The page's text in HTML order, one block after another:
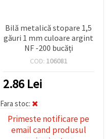
Bilă metalică stopare 1,5
găuri 1 mm culoare argint
NF -200 bucăți
COD: 106081
2.86 Lei
Fara stoc:
Primeste notificare pe
email cand produsul